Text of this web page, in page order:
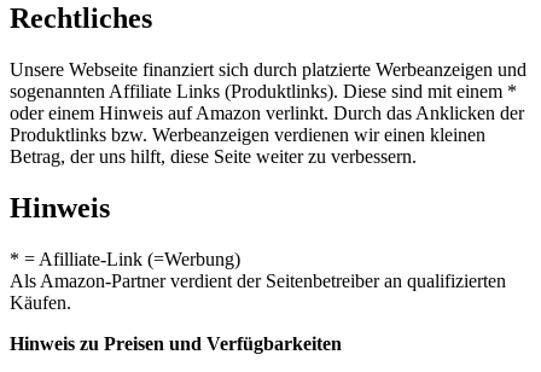
Rechtliches
Unsere Webseite finanziert sich durch platzierte Werbeanzeigen und
sogenannten Affiliate Links (Produktlinks). Diese sind mit einem *
oder einem Hinweis auf Amazon verlinkt. Durch das Anklicken der
Produktlinks bzw. Werbeanzeigen verdienen wir einen kleinen
Betrag, der uns hilft, diese Seite weiter zu verbessern.
Hinweis
* = Afilliate-Link (=Werbung)
Als Amazon-Partner verdient der Seitenbetreiber an qualifizierten
Käufen.
Hinweis zu Preisen und Verfügbarkeiten